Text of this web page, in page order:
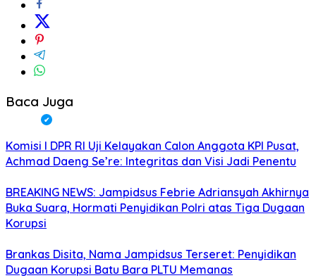
Baca Juga
Komisi I DPR RI Uji Kelayakan Calon Anggota KPI Pusat,
Achmad Daeng Se’re: Integritas dan Visi Jadi Penentu
BREAKING NEWS: Jampidsus Febrie Adriansyah Akhirnya
Buka Suara, Hormati Penyidikan Polri atas Tiga Dugaan
Korupsi
Brankas Disita, Nama Jampidsus Terseret: Penyidikan
Dugaan Korupsi Batu Bara PLTU Memanas